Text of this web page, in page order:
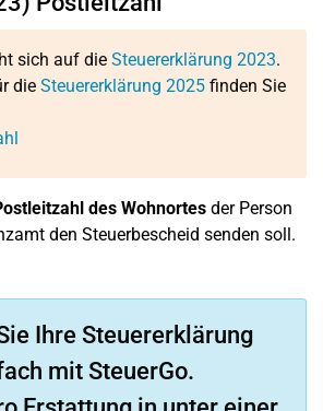
sich auf die Steuererklärung 2023.
die Steuererklärung 2025 finden Sie
des Wohnortes der Person
den Steuerbescheid senden soll.
Ihre Steuererklärung
mit SteuerGo.